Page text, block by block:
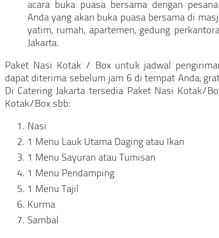
acara buka puasa bersama dengan
Anda yang akan buka puasa bersama di
yatim, rumah, apartemen, gedung
Jakarta.
Paket Nasi Kotak / Box untuk jadwal
dapat diterima sebelum jam 6 di tempat Anda,
Di Catering Jakarta tersedia Paket Nasi Kotak/
Kotak/Box sbb:
Nasi
1 Menu Lauk Utama Daging atau Ikan
1 Menu Sayuran atau Tumisan
1 Menu Pendamping
1 Menu Tajil
Kurma
Sambal